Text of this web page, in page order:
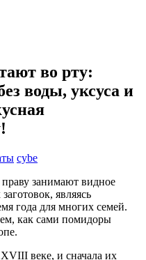
во рту:
воды, уксуса и
cybe
занимают видное
являясь
года для многих семей.
как сами помидоры
веке, и сначала их